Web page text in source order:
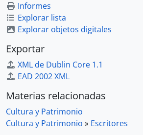
Informes
Explorar lista
Explorar objetos digitales
Exportar
XML de Dublin Core 1.1
EAD 2002 XML
Materias relacionadas
Cultura y Patrimonio
Cultura y Patrimonio » Escritores